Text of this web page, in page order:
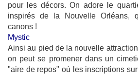
pour les décors. On adore le
inspirés de la Nouvelle Orléans,
canons !
Mystic
Ainsi au pied de la nouvelle
on peut se promener dans un
"aire de repos" où les inscriptions